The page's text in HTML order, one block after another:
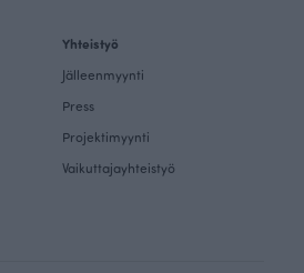
Yhteistyö
Jälleenmyynti
Press
Projektimyynti
Vaikuttajayhteistyö